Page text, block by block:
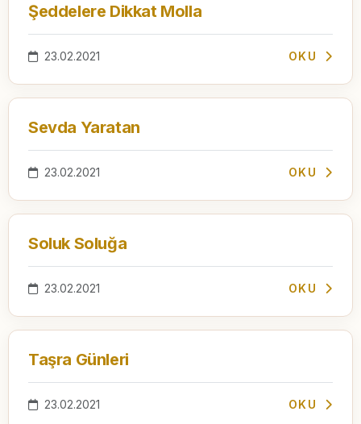
Şeddelere Dikkat Molla
23.02.2021 OKU
Sevda Yaratan
23.02.2021 OKU
Soluk Soluğa
23.02.2021 OKU
Taşra Günleri
23.02.2021 OKU